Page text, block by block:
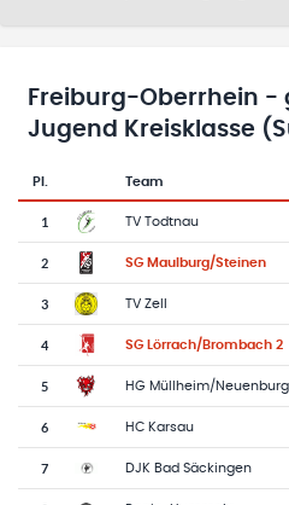
Freiburg-Oberrhein -
Jugend Kreisklasse
Tabelle mit Vereinsplatzierungen,
Pl.
Team-Logo
Team
1 TV Todtnau
2 SG Maulburg/Steinen
3 TV Zell
4 SG Lörrach/Brombach 2
5 HG Müllheim/Neuenburg
6 HC Karsau
7 DJK Bad Säckingen